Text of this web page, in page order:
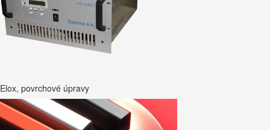
Elox, povrchové úpravy